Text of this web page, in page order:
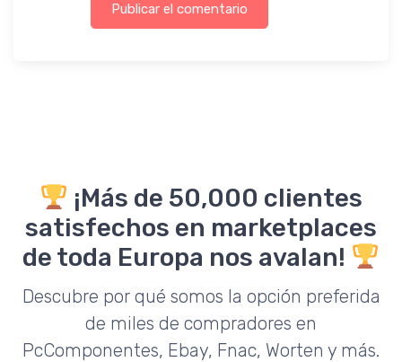
Publicar el comentario
¡Más de 50,000 clientes
satisfechos en marketplaces
de toda Europa nos avalan!
Descubre por qué somos la opción preferida
de miles de compradores en
PcComponentes, Ebay, Fnac, Worten y más.